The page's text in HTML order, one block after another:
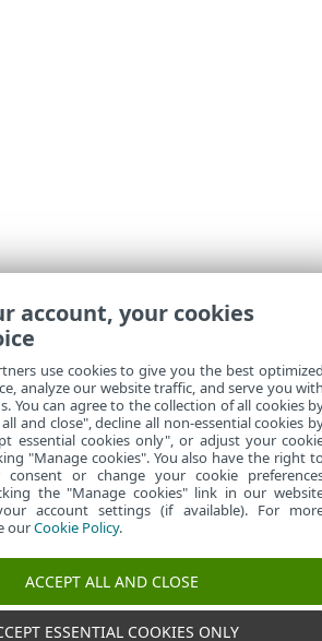
account, your cookies
use cookies to give you the best
analyze our website traffic, and serve you
You can agree to the collection of all cookies
and close", decline all non-essential cookies
essential cookies only", or adjust your
"Manage cookies". You also have the right
consent or change your cookie
the "Manage cookies" link in our
account settings (if available). For
ourCookie Policy.
ACCEPT ALL AND CLOSE
ESSENTIAL COOKIES ONLY